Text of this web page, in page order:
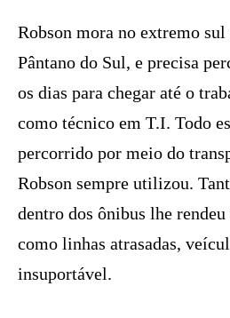
Robson mora no extremo
Pântano do Sul, e precisa
os dias para chegar até o
como técnico em T.I. Todo
percorrido por meio do
Robson sempre utilizou.
dentro dos ônibus lhe
como linhas atrasadas,
insuportável.